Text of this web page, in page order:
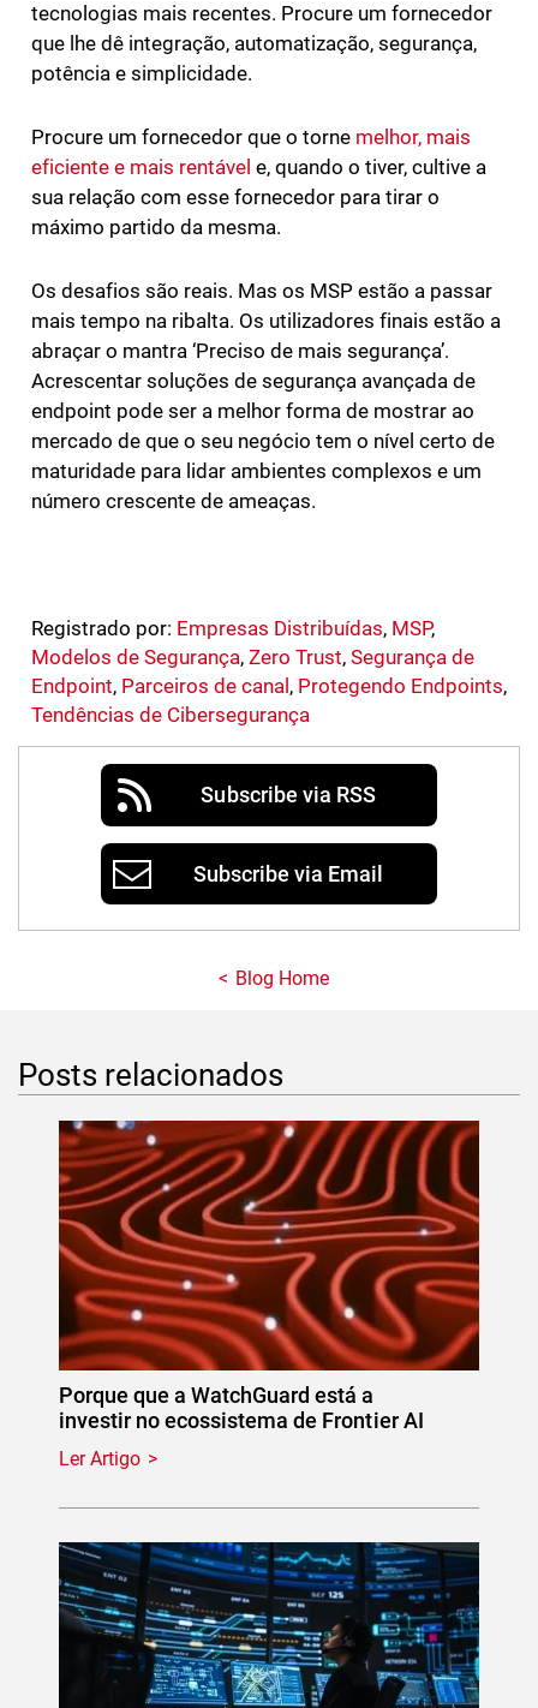
tecnologias mais recentes. Procure um fornecedor
que lhe dê integração, automatização, segurança,
potência e simplicidade.
Procure um fornecedor que o torne melhor, mais
eficiente e mais rentável e, quando o tiver, cultive a
sua relação com esse fornecedor para tirar o
máximo partido da mesma.
Os desafios são reais. Mas os MSP estão a passar
mais tempo na ribalta. Os utilizadores finais estão a
abraçar o mantra ‘Preciso de mais segurança’.
Acrescentar soluções de segurança avançada de
endpoint pode ser a melhor forma de mostrar ao
mercado de que o seu negócio tem o nível certo de
maturidade para lidar ambientes complexos e um
número crescente de ameaças.
Registrado por: Empresas Distribuídas, MSP,
Modelos de Segurança, Zero Trust,Segurança de
Endpoint, Parceiros de canal , Protegendo Endpoints,
Tendências de Cibersegurança
Subscribe via RSS
Subscribe via Email
Blog Home
Posts relacionados
Porque que a WatchGuard está a
investir no ecossistema de Frontier AI
Ler Artigo